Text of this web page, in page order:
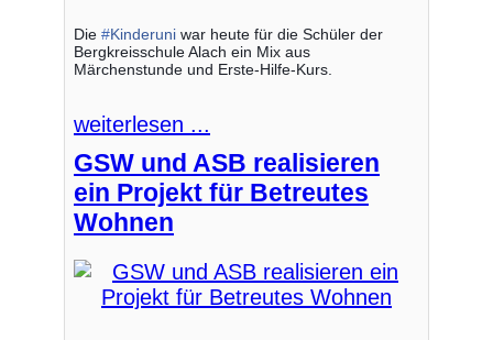
Die #Kinderuni war heute für die Schüler der
Bergkreisschule Alach ein Mix aus
Märchenstunde und Erste-Hilfe-Kurs.
weiterlesen ...
GSW und ASB realisieren
ein Projekt für Betreutes
Wohnen